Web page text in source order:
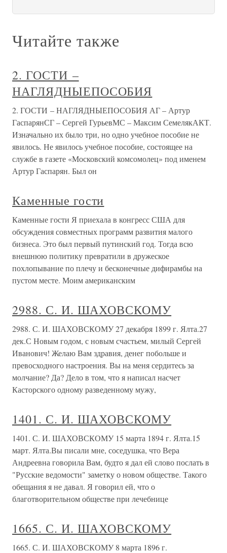
Читайте также
2. ГОСТИ –
НАГЛЯДНЫЕПОСОБИЯ
2. ГОСТИ – НАГЛЯДНЫЕПОСОБИЯ АГ – Артур
ГаспарянСГ – Сергей ГурьевМС – Максим СемелякАКТ.
Изначально их было три, но одно учебное пособие не
явилось. Не явилось учебное пособие, состоящее на
службе в газете «Московский комсомолец» под именем
Артур Гаспарян. Был он
Каменные гости
Каменные гости Я приехала в конгресс США для
обсуждения совместных программ развития малого
бизнеса. Это был первый путинский год. Тогда всю
внешнюю политику превратили в дружеское
похлопывание по плечу и бесконечные дифирамбы на
пустом месте. Моим американским
2988. С. И. ШАХОВСКОМУ
2988. С. И. ШАХОВСКОМУ 27 декабря 1899 г. Ялта.27
дек.С Новым годом, с новым счастьем, милый Сергей
Иванович! Желаю Вам здравия, денег побольше и
превосходного настроения. Вы на меня сердитесь за
молчание? Да? Дело в том, что я написал насчет
Касторского одному разведенному мужу,
1401. С. И. ШАХОВСКОМУ
1401. С. И. ШАХОВСКОМУ 15 марта 1894 г. Ялта.15
март. Ялта.Вы писали мне, соседушка, что Вера
Андреевна говорила Вам, будто я дал ей слово послать в
"Русские ведомости" заметку о новом обществе. Такого
обещания я не давал. Я говорил ей, что о
благотворительном обществе при лечебнице
1665. С. И. ШАХОВСКОМУ
1665. С. И. ШАХОВСКОМУ 8 марта 1896 г.